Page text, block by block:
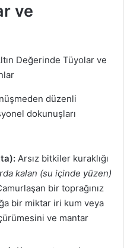
ve
düzenli
dokunuşları
Arsız bitkiler kuraklığı
kalan (su içinde yüzen)
bir toprağınız
bir miktar iri kum veya
ve mantar